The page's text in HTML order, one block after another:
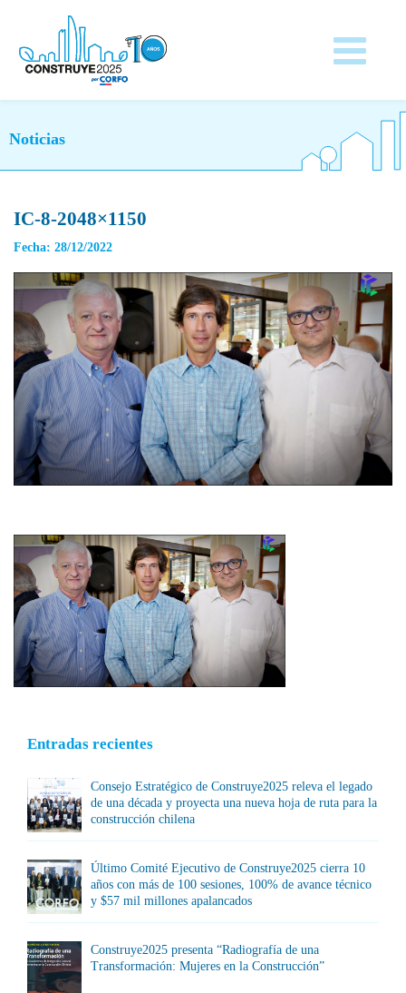
Noticias
IC-8-2048×1150
Fecha: 28/12/2022
Entradas recientes
Consejo Estratégico de Construye2025 releva el legado
de una década y proyecta una nueva hoja de ruta para la
construcción chilena
Último Comité Ejecutivo de Construye2025 cierra 10
años con más de 100 sesiones, 100% de avance técnico
y $57 mil millones apalancados
Construye2025 presenta “Radiografía de una
Transformación: Mujeres en la Construcción”